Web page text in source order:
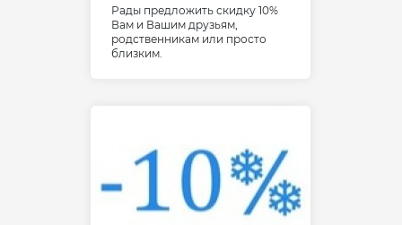
Рады предложить скидку 10%
Вам и Вашим друзьям,
родственникам или просто
близким.